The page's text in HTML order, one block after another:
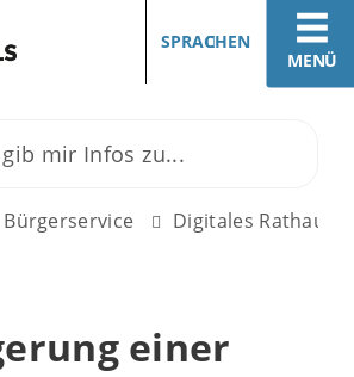
MENÜ
SPRACHEN
Bürgerservice Digitales Rathaus
einer